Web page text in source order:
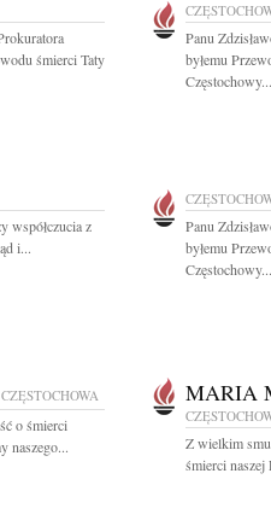
śmierci Taty
Panu
byłemu
Częstochowy...
współczucia z
i...
Panu
byłemu
Częstochowy...
CZĘSTOCHOWA
o śmierci
naszego...
MARIA
Z wielkim
śmierci